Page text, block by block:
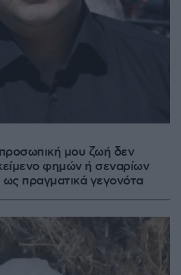
μου ζωή δεν
φημών ή σεναρίων
πραγματικά γεγονότα